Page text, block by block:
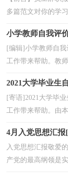
多篇范文对你的学
小学教师自我评
[编辑]小学教师自
工作带来帮助。教
2021大学毕业生
[寄语]2021大学毕
工作带来帮助。由
4月入党思想汇报
入党思想汇报敬爱
产党的最高纲领是